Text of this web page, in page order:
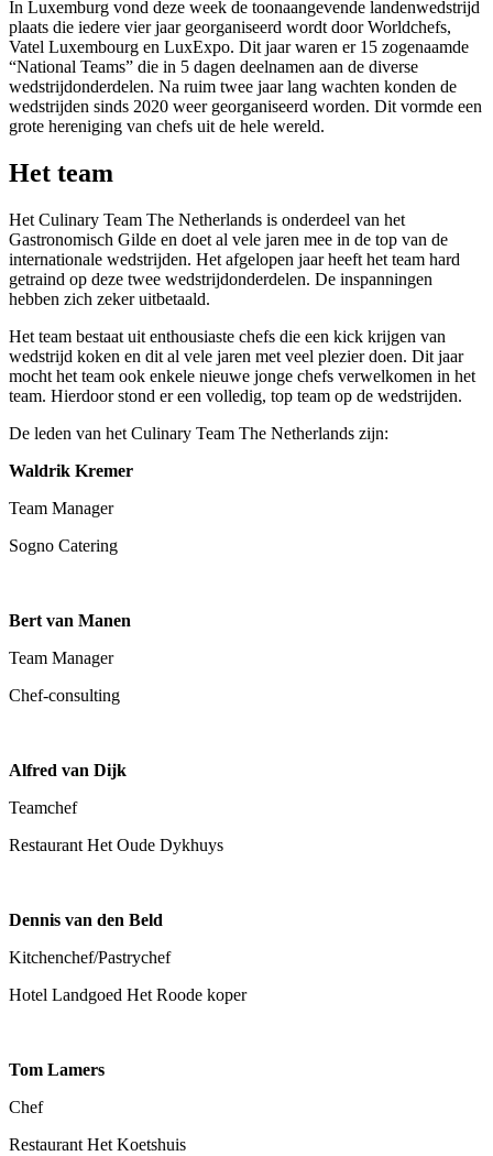
In Luxemburg vond deze week de toonaangevende landenwedstrijd
plaats die iedere vier jaar georganiseerd wordt door Worldchefs,
Vatel Luxembourg en LuxExpo. Dit jaar waren er 15 zogenaamde
“National Teams” die in 5 dagen deelnamen aan de diverse
wedstrijdonderdelen. Na ruim twee jaar lang wachten konden de
wedstrijden sinds 2020 weer georganiseerd worden. Dit vormde een
grote hereniging van chefs uit de hele wereld.
Het team
Het Culinary Team The Netherlands is onderdeel van het
Gastronomisch Gilde en doet al vele jaren mee in de top van de
internationale wedstrijden. Het afgelopen jaar heeft het team hard
getraind op deze twee wedstrijdonderdelen. De inspanningen
hebben zich zeker uitbetaald.
Het team bestaat uit enthousiaste chefs die een kick krijgen van
wedstrijd koken en dit al vele jaren met veel plezier doen. Dit jaar
mocht het team ook enkele nieuwe jonge chefs verwelkomen in het
team. Hierdoor stond er een volledig, top team op de wedstrijden.
De leden van het Culinary Team The Netherlands zijn:
Waldrik Kremer
Team Manager
Sogno Catering
Bert van Manen
Team Manager
Chef-consulting
Alfred van Dijk
Teamchef
Restaurant Het Oude Dykhuys
Dennis van den Beld
Kitchenchef/Pastrychef
Hotel Landgoed Het Roode koper
Tom Lamers
Chef
Restaurant Het Koetshuis